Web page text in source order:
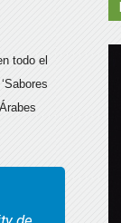
todo el